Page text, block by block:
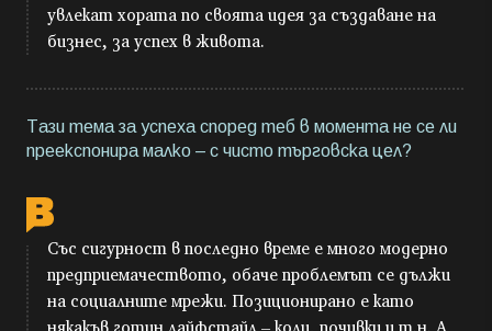
увлекат хората по своята идея за създаване на
бизнес, за успех в живота.
Тази тема за успеха според теб в момента не се ли
преекспонира малко – с чисто търговска цел?
Със сигурност в последно време е много модерно
предприемачеството, обаче проблемът се дължи
на социалните мрежи. Позиционирано е като